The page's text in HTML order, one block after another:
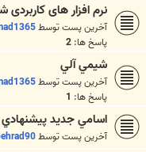
نرم افزار های کاربردی
آخرین پست توسط
پاسخ ها: 2
شيمي آلي
آخرین پست توسط
پاسخ ها: 1
اسامي جديد
آخرین پست توسط